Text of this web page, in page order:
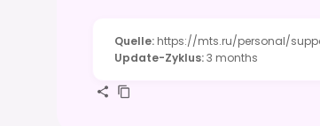
Quelle: https://mts.ru/personal/
Update-Zyklus:3 months